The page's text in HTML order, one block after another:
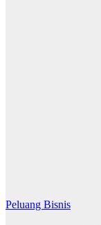
Peluang Bisnis